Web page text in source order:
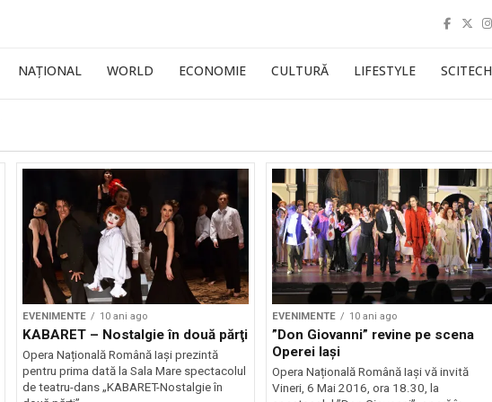
NAȚIONAL WORLD ECONOMIE CULTURĂ LIFESTYLE SCITECH
EVENIMENTE 10 ani ago
KABARET – Nostalgie în două părţi
Opera Națională Română Iași prezintă
pentru prima dată la Sala Mare spectacolul
de teatru-dans „KABARET-Nostalgie în
EVENIMENTE 10 ani ago
”Don Giovanni” revine pe scena
Operei Iași
Opera Națională Română Iași vă invită
Vineri, 6 Mai 2016, ora 18.30, la